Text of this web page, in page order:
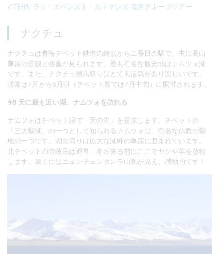
√ 7日間 ラサ・エベレスト・カトマンズ 陸路グループツアー
ナクチュ
ナクチュは青海チベット鉄道の終点から二番目の駅で、主に高山
草原の景観と牧畜が見られます。最も有名な観光地はナムツォ湖
です。また、ナクチュ競馬祭りはとても活気があり楽しいです。
通常は7月から8月頃（チベット暦では7月中旬）に開催されます。
#8 天に最も近い湖、ナムツォを訪れる
ナムツォはチベット語で「天の湖」を意味します。チベットの
「三大聖湖」の一つとして知られるナムツォは、有名な仏教の聖
地の一つです。湖の周りは広大な湖畔の草原に囲まれています。
北チベットの遊牧民は通常、冬が来る前にここでヤクや羊を放牧
します。遠くにはニェンチェンタンラ山脈が見え、感動的です！